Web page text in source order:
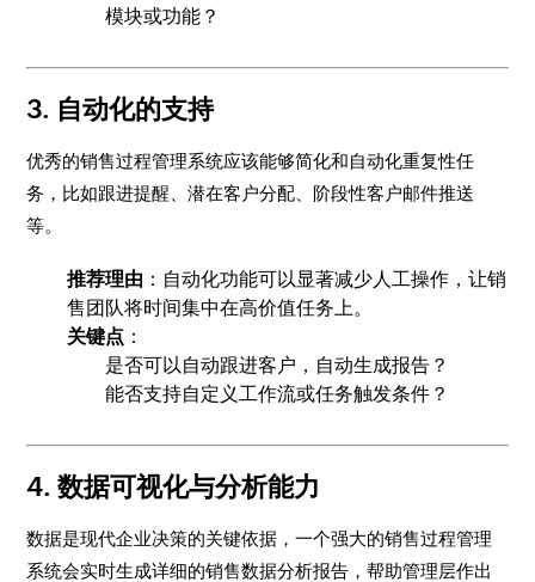
模块或功能？
3. 自动化的支持
优秀的销售过程管理系统应该能够简化和自动化重复性任
务，比如跟进提醒、潜在客户分配、阶段性客户邮件推送
等。
推荐理由 ：自动化功能可以显著减少人工操作，让销
售团队将时间集中在高价值任务上。
关键点 ：
是否可以自动跟进客户，自动生成报告？
能否支持自定义工作流或任务触发条件？
4. 数据可视化与分析能力
数据是现代企业决策的关键依据，一个强大的销售过程管理
系统会实时生成详细的销售数据分析报告，帮助管理层作出